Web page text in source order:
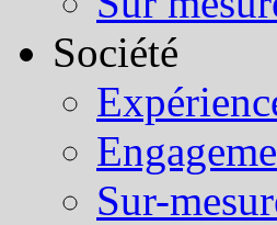
Société
Sur-